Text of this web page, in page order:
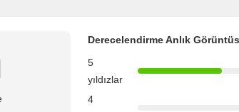
Derecelendirme Anlık
5
yıldızlar
4